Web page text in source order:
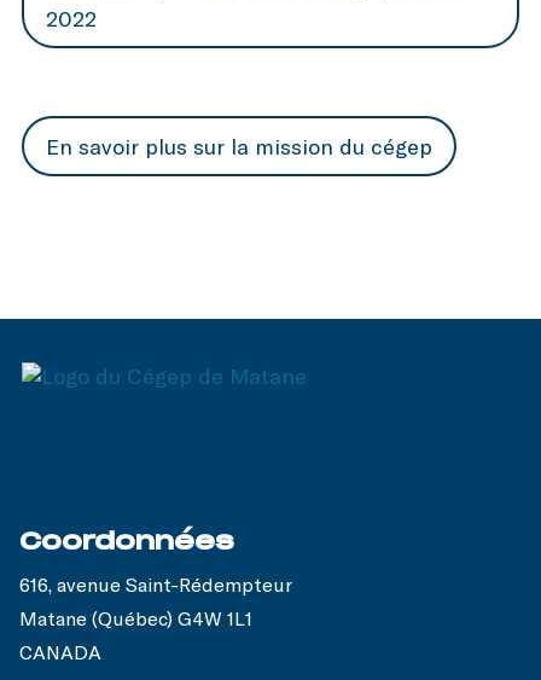
2022
En savoir plus sur la mission du cégep
Coordonnées
616, avenue Saint-Rédempteur
Matane (Québec) G4W 1L1
CANADA